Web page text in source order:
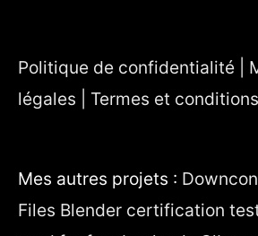
Politique de confidentialité |
légales | Termes et
Mes autres projets :
Files Blender certification